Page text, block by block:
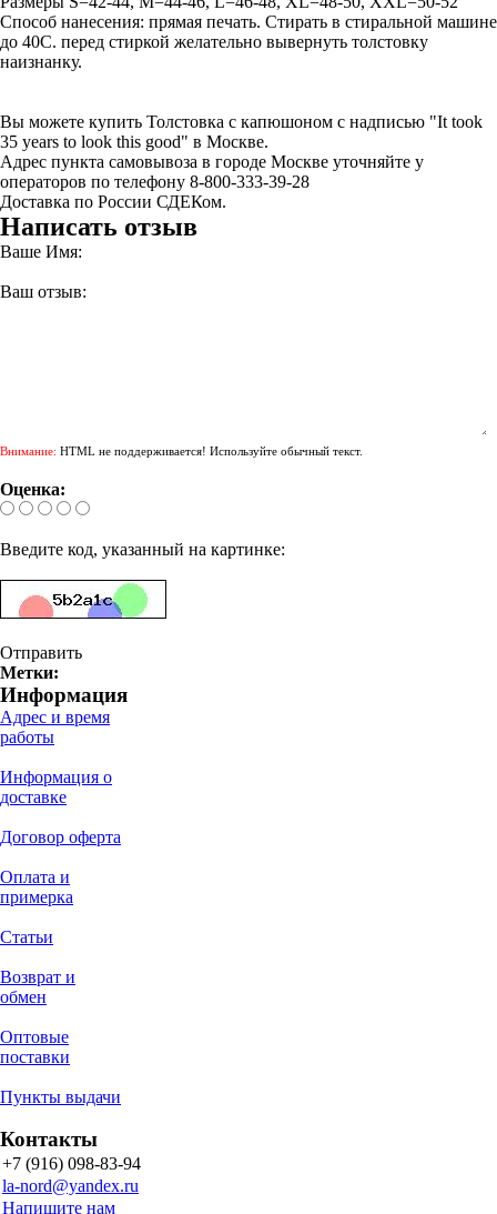
Способ нанесения: прямая печать. Стирать в стиральной машине
до 40С. перед стиркой желательно вывернуть толстовку
наизнанку.
Вы можете купить Толстовка с капюшоном с надписью "It took
35 years to look this good" в Москве.
Адрес пункта самовывоза в городе Москве уточняйте у
операторов по телефону 8-800-333-39-28
Доставка по России СДЕКом.
Написать отзыв
Ваше Имя:
Ваш отзыв:
Внимание: HTML не поддерживается! Используйте обычный текст.
Оценка:
Введите код, указанный на картинке:
Отправить
Метки:
Информация
Адрес и время
работы
Информация о
доставке
Договор оферта
Оплата и
примерка
Статьи
Возврат и
обмен
Оптовые
поставки
Пункты выдачи
Контакты
+7 (916) 098-83-94
la-nord@yandex.ru
Напишите нам